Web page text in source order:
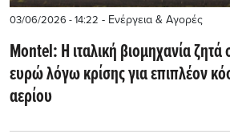
03/06/2026 - 14:22 - Ενέργεια & Αγορές
Montel: Η ιταλική βιομηχανία ζητά
ευρώ λόγω κρίσης για επιπλέον
αερίου